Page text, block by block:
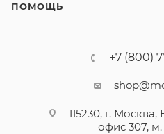
ПОМОЩЬ
+7 (800)
115230, г.
офис 307,